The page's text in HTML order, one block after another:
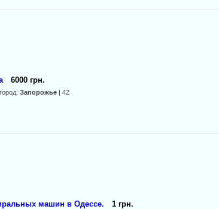
6000 грн.
Запорожье | 42
машин в Одессе. 1 грн.